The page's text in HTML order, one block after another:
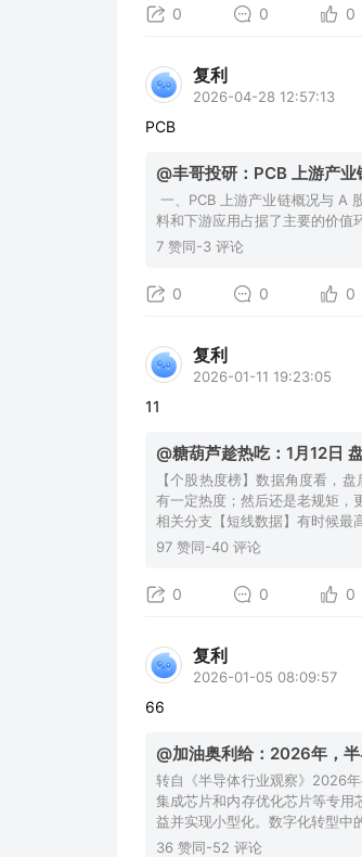
0 0 0
复利
2026-04-28 12:57:13
PCB
@丰哥投研：PCB 上游产业
一、PCB 上游产业链概况与 A
料和下游应用占据了主要的价值
7 赞同-3 评论
0 0 0
复利
2026-01-11 19:23:05
11
@糖葫芦趁热吃：1月12日
【个股热度榜】数据角度看，
有一定热度；然后还是老规矩，
相关分支【短线数据】有时候最
97 赞同-40 评论
0 0 0
复利
2026-01-05 08:09:57
66
@加油奥利给：2026年，
转自《半导体行业观察》2026
集成芯片和内存优化芯片等专
益并实现小型化。数字化转型中
36 赞同-52 评论